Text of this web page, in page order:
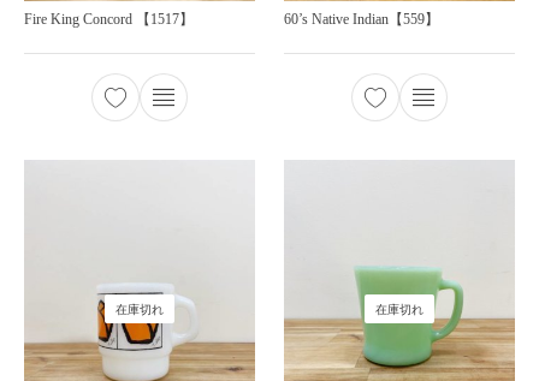
Fire King Concord 【1517】 60’s Native Indian【559】
在庫切れ 在庫切れ